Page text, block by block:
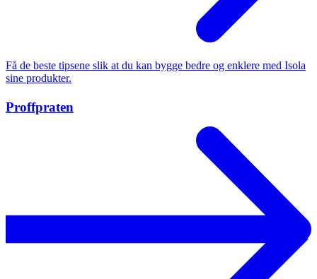
Få de beste tipsene slik at du kan bygge bedre og enklere med Isola
sine produkter.
Proffpraten